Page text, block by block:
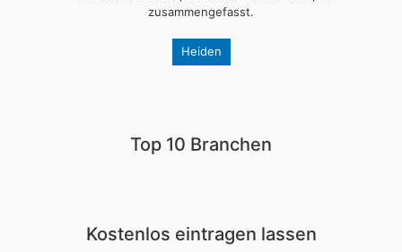
zusammengefasst.
Heiden
Top 10 Branchen
Kostenlos eintragen lassen